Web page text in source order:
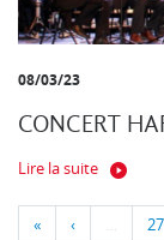
08/03/23
CONCERT
Lire la suite
« ‹ … 27